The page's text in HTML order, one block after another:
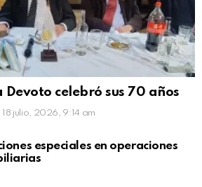
Devoto celebró sus 70 años
18 julio, 2026, 9:14 am
especiales en operaciones